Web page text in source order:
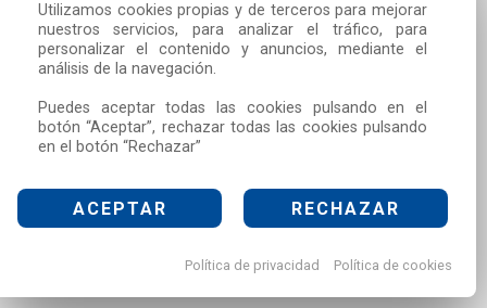
Utilizamos cookies propias y de terceros para mejorar
nuestros servicios, para analizar el tráfico, para
personalizar el contenido y anuncios, mediante el
análisis de la navegación.
Puedes aceptar todas las cookies pulsando en el
botón “Aceptar”, rechazar todas las cookies pulsando
en el botón “Rechazar”
ACEPTAR RECHAZAR
Política de privacidad Política de cookies